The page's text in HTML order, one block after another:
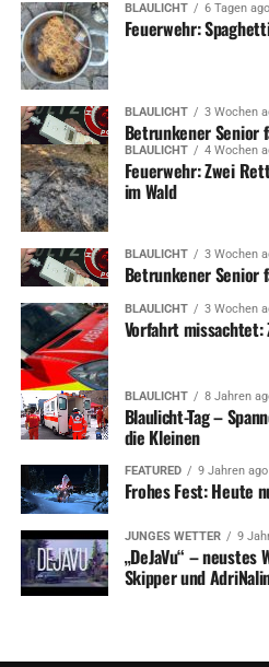
BLAULICHT 6 Tagen ago
Feuerwehr:
BLAULICHT 3 Wochen
Betrunkener Senior
BLAULICHT 4 Wochen
Feuerwehr: Zwei
im Wald
BLAULICHT 3 Wochen
Betrunkener Senior
BLAULICHT 3 Wochen
Vorfahrt missachtet:
BLAULICHT 8 Jahren
Blaulicht-Tag –
die Kleinen
FEATURED 9 Jahren ago
Frohes Fest: Heute
JUNGES WETTER 9
„DeJaVu“ –
Skipper und